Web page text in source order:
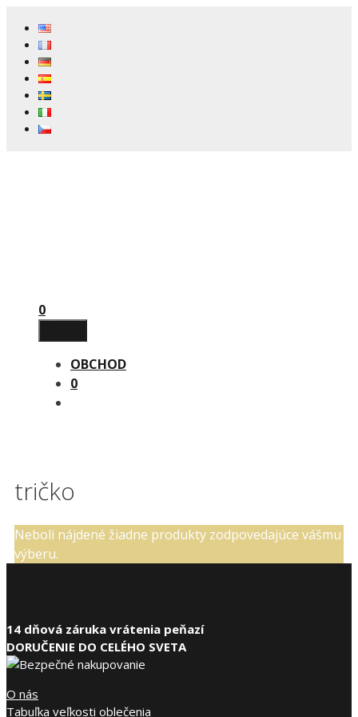
obsah
0
OBCHOD
0
tričko
Neboli nájdené žiadne produkty zodpovedajúce vášmu
výberu.
14 dňová záruka vrátenia peňazí
DORUČENIE DO CELÉHO SVETA
O nás
Tabuľka veľkosti oblečenia